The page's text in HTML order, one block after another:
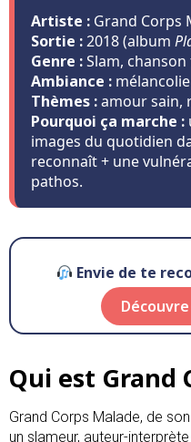
Artiste : Grand Corps
Sortie :2018 (album
Genre :Slam,
Ambiance :
Thèmes :amour sain,
Pourquoi ça marche :
images du quotidien
reconnaît + une
pathos.
Envie de te
Qui est Grand
Grand Corps Malade, de
un slameur, auteur-